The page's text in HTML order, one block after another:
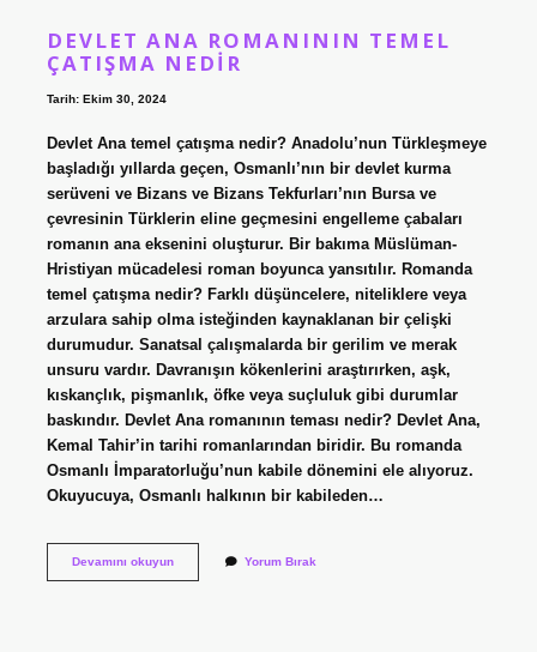
DEVLET ANA ROMANININ TEMEL
ÇATIŞMA NEDIR
Tarih: Ekim 30, 2024
Devlet Ana temel çatışma nedir? Anadolu’nun Türkleşmeye
başladığı yıllarda geçen, Osmanlı’nın bir devlet kurma
serüveni ve Bizans ve Bizans Tekfurları’nın Bursa ve
çevresinin Türklerin eline geçmesini engelleme çabaları
romanın ana eksenini oluşturur. Bir bakıma Müslüman-
Hristiyan mücadelesi roman boyunca yansıtılır. Romanda
temel çatışma nedir? Farklı düşüncelere, niteliklere veya
arzulara sahip olma isteğinden kaynaklanan bir çelişki
durumudur. Sanatsal çalışmalarda bir gerilim ve merak
unsuru vardır. Davranışın kökenlerini araştırırken, aşk,
kıskançlık, pişmanlık, öfke veya suçluluk gibi durumlar
baskındır. Devlet Ana romanının teması nedir? Devlet Ana,
Kemal Tahir’in tarihi romanlarından biridir. Bu romanda
Osmanlı İmparatorluğu’nun kabile dönemini ele alıyoruz.
Okuyucuya, Osmanlı halkının bir kabileden…
Devamını okuyunDevlet
Yorum Bırak